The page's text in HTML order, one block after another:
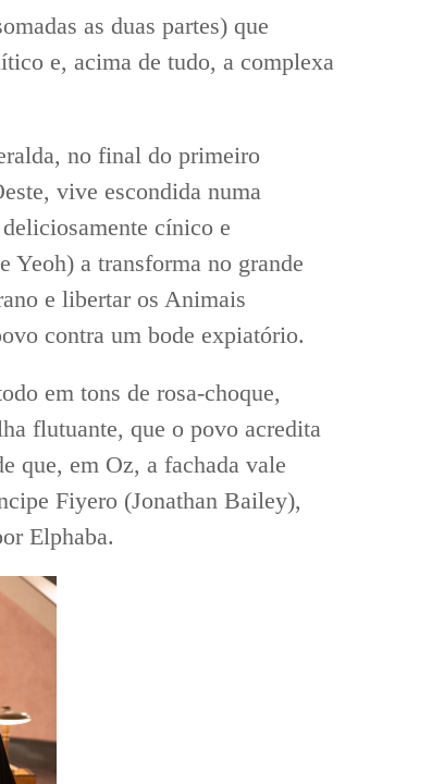
as duas partes) que
e, acima de tudo, a complexa
no final do primeiro
vive escondida numa
cínico e
a transforma no grande
e libertar os Animais
contra um bode expiatório.
em tons de rosa-choque,
flutuante, que o povo acredita
que, em Oz, a fachada vale
Fiyero (Jonathan Bailey),
Elphaba.